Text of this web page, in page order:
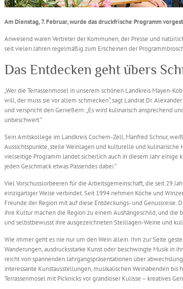
Am Dienstag, 7. Februar, wurde das druckfrische Programm
Anwesend waren Vertreter der Kommunen, der Presse und
seit vielen Jahren regelmäßig zum Erscheinen der
Das Entdecken geht übers
„Wer die Terrassenmosel in unserem schönen Landkreis Mayen-
will, der muss sie vor allem schmecken“, sagt Landrat Dr.
und verspricht den Genießern: „Es wird kulinarisch ansprechend
unbeschwert.“
Sein Amtskollege im Landkreis Cochem-Zell, Manfred Schnur,
Aussichtspunkte, steile Weinlagen und kulturelle und kulinarische
vielseitige Programm landet sicherlich auch in diesem Jahr
jeden Geschmack etwas Passendes dabei.“
Viel Vorschusslorbeeren für die Arbeitsgemeinschaft, die seit 29
einzigartiger Weise verbindet. Seit 1994 nehmen Köche und
Freunde der Region mit auf diese Entdeckungs- und Genussreise.
ihre Kultur machen die Region zu einem Aushängeschild, und die
und selbstbewusst ihre ausgezeichneten Steillagen-Weine und
Wie immer geht es nie nur um den Wein allein. Ihm zur Seite
Wanderungen, ausdrucksstarke Kunst oder beschwingte Musik in
reicht von spannenden Jahrgangspräsentationen über
interessante Kunstausstellungen, musikalischen Weinabenden
Terrassenmosel mit Picknicks vor grandioser Kulisse – kreatives